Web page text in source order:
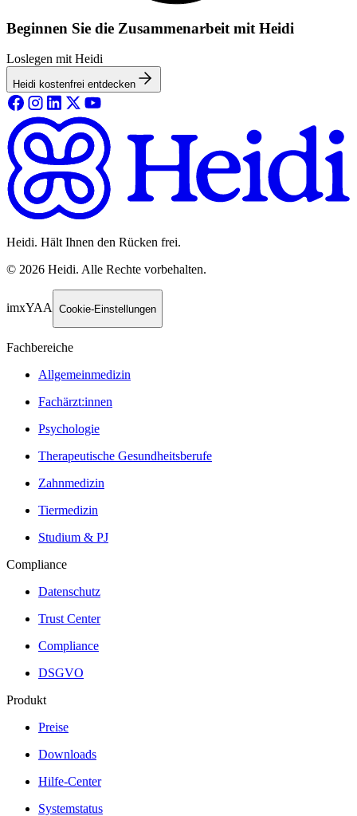
Beginnen Sie die Zusammenarbeit mit Heidi
Loslegen mit Heidi
Heidi kostenfrei entdecken
Heidi. Hält Ihnen den Rücken frei.
© 2026 Heidi. Alle Rechte vorbehalten.
imxYAA Cookie-Einstellungen
Fachbereiche
Allgemeinmedizin
Fachärzt:innen
Psychologie
Therapeutische Gesundheitsberufe
Zahnmedizin
Tiermedizin
Studium & PJ
Compliance
Datenschutz
Trust Center
Compliance
DSGVO
Produkt
Preise
Downloads
Hilfe-Center
Systemstatus